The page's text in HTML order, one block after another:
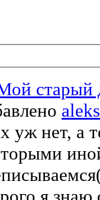
старый
уж нет, а